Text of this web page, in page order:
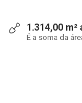
1.314,00
É a soma da